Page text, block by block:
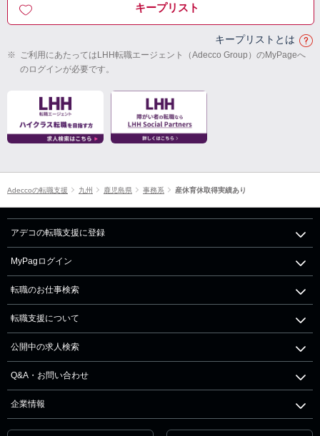
キープリスト
キープリストとは
※ ご利用にあたってはLHH転職エージェント（Adecco Group）のMyPageへ
のログインが必要です。
Adeccoの転職支援 九州 鹿児島県 事務系 産休育休取得実績あり
アデコの転職支援に登録
MyPagログイン
転職のお仕事検索
転職支援について
公開中の求人検索
Q&A・お問い合わせ
企業情報